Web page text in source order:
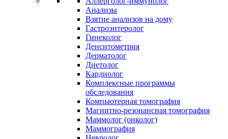
Анализы
Взятие анализов на дому
Гастроэнтеролог
Гинеколог
Денситометрия
Дерматолог
Диетолог
Кардиолог
Комплексные программы
обследования
Компьютерная томография
Магнитно-резонансная томография
Маммолог (онколог)
Маммография